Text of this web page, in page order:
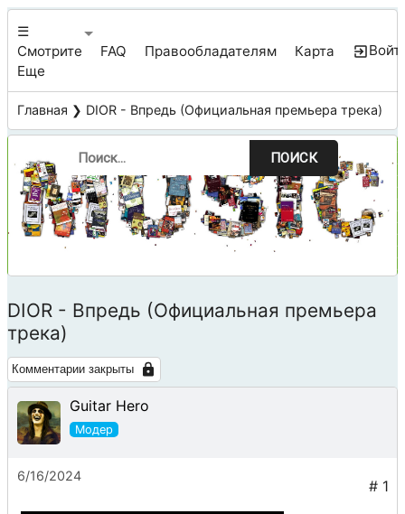
☰
Смотрите
Еще
FAQ Правообладателям Карта
Главная ❯ DIOR - Впредь (Официальная премьера трека)
ПОИСК
DIOR - Впредь (Официальная премьера
трека)
Комментарии закрыты
Guitar Hero
6/16/2024